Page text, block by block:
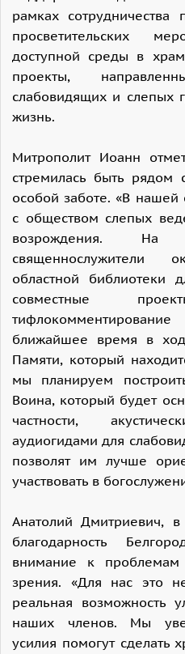
рамках сотрудничества
просветительских
доступной среды в
проекты,
слабовидящих и слепых
жизнь.
Митрополит Иоанн
стремилась быть рядом
особой заботе. «В нашей
с обществом слепых
возрождения. На
священнослужители
областной библиотеки
совместные
ближайшее время в
Памяти, который
мы планируем
Воина, который будет
частности,
аудиогидами для
позволят им лучше
участвовать в
Анатолий Дмитриевич,
благодарность
внимание к
зрения. «Для нас это
реальная возможность
наших членов. Мы
усилия помогут сделать